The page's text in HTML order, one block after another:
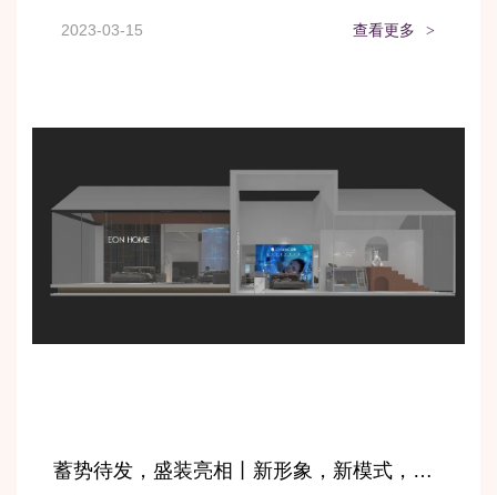
2023-03-15 查看更多 >
蓄势待发，盛装亮相丨新形象，新模式，新产品！宜奥家居邀您共约东莞展！